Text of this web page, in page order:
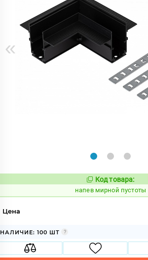
«
Код товара:
напев мирной пустоты
Цена
НАЛИЧИЕ: 100 ШТ